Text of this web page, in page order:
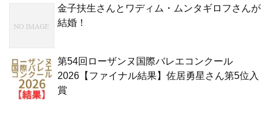
金子扶生さんとワディム・ムンタギロフさんが
結婚！
第54回ローザンヌ国際バレエコンクール
2026【ファイナル結果】佐居勇星さん第5位入
賞